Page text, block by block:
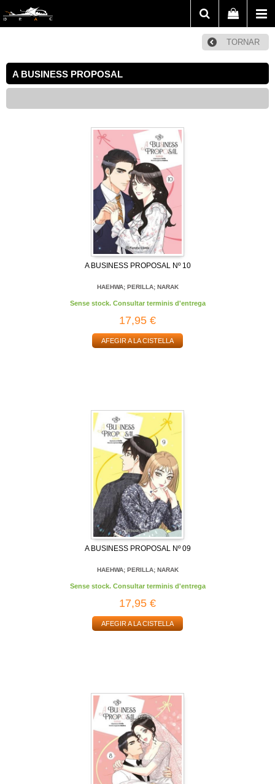
TORNAR
A BUSINESS PROPOSAL
A BUSINESS PROPOSAL Nº 10
HAEHWA; PERILLA; NARAK
Sense stock. Consultar terminis d'entrega
17,95 €
AFEGIR A LA CISTELLA
A BUSINESS PROPOSAL Nº 09
HAEHWA; PERILLA; NARAK
Sense stock. Consultar terminis d'entrega
17,95 €
AFEGIR A LA CISTELLA